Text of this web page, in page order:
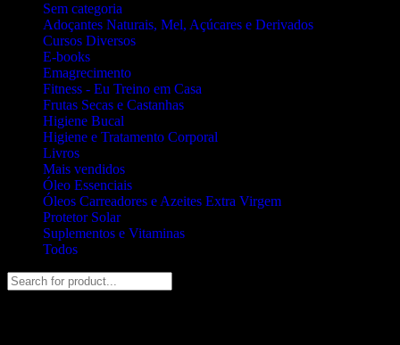
Sem categoria
Adoçantes Naturais, Mel, Açúcares e Derivados
Cursos Diversos
E-books
Emagrecimento
Fitness - Eu Treino em Casa
Frutas Secas e Castanhas
Higiene Bucal
Higiene e Tratamento Corporal
Livros
Mais vendidos
Óleo Essenciais
Óleos Carreadores e Azeites Extra Virgem
Protetor Solar
Suplementos e Vitaminas
Todos